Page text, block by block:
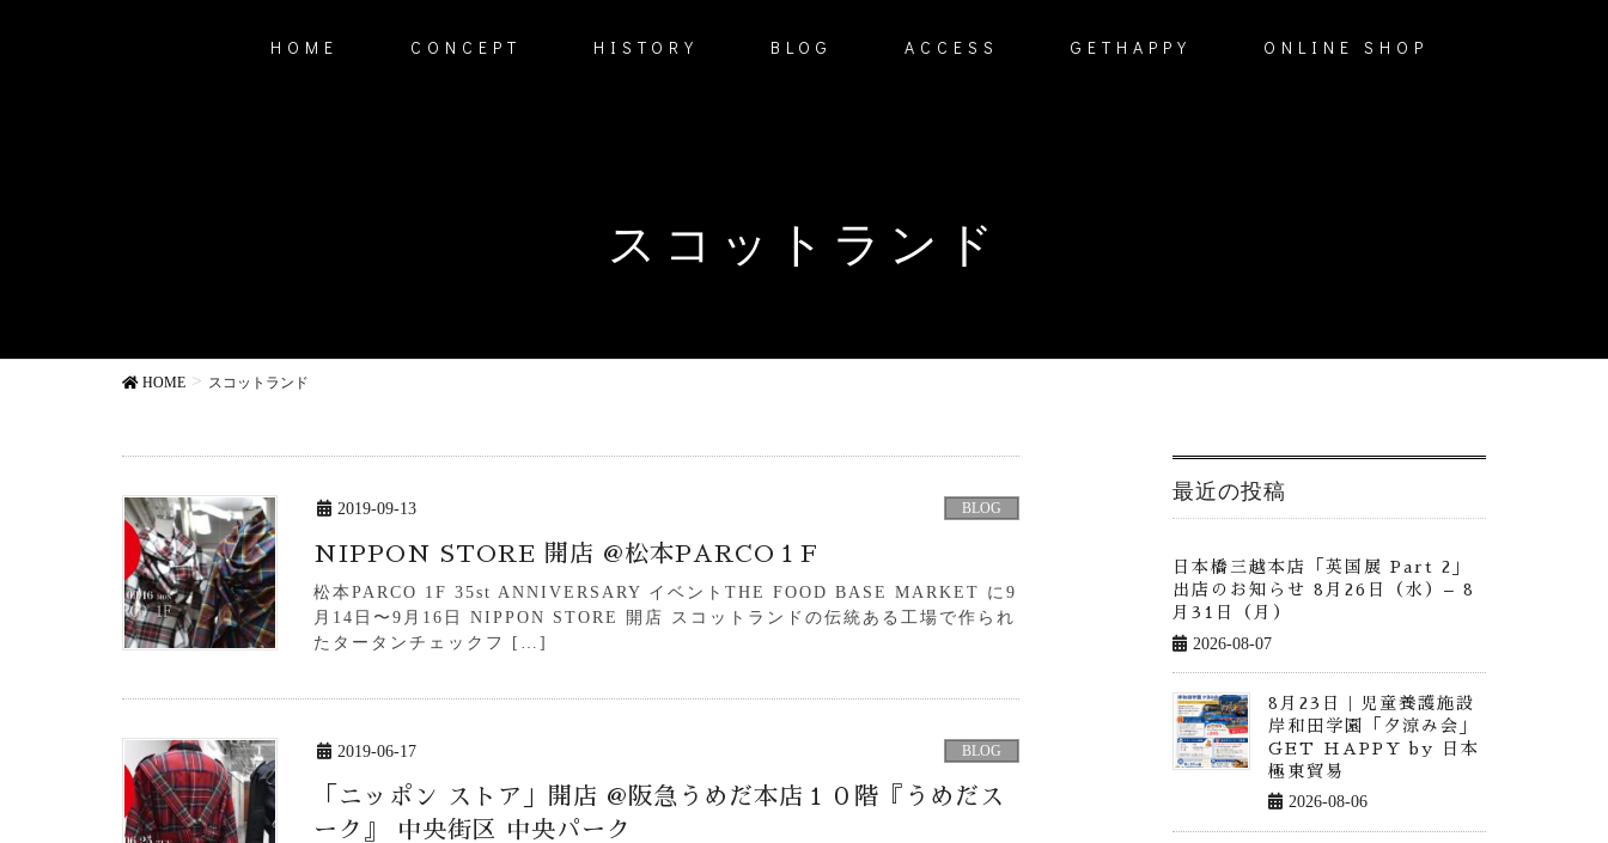
HOME CONCEPT HISTORY BLOG ACCESS GETHAPPY ONLINE SHOP
スコットランド
HOME スコットランド
2019-09-13 BLOG
NIPPON STORE 開店 @松本PARCO１F
松本PARCO 1F 35st ANNIVERSARY イベントTHE FOOD BASE MARKET に9
月14日〜9月16日 NIPPON STORE 開店 スコットランドの伝統ある工場で作られ
たタータンチェックフ […]
2019-06-17 BLOG
「ニッポン ストア」開店 @阪急うめだ本店１０階『うめだス
ーク』 中央街区 中央パーク
最近の投稿
日本橋三越本店「英国展 Part 2」
出店のお知らせ 8月26日（水）– 8
月31日（月）
2026-08-07
8月23日｜児童養護施設
岸和田学園「夕涼み会」
GET HAPPY by 日本
極東貿易
2026-08-06